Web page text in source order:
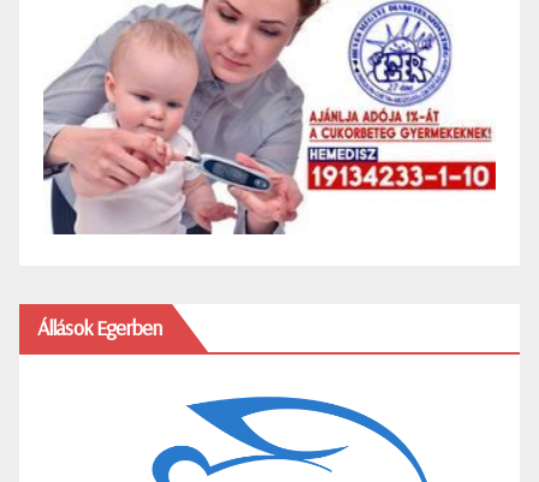
Állások Egerben